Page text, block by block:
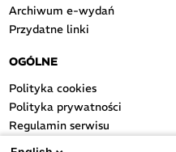
Archiwum e-wydań
Przydatne linki
OGÓLNE
Polityka cookies
Polityka prywatności
Regulamin serwisu
Regulamin konkursu